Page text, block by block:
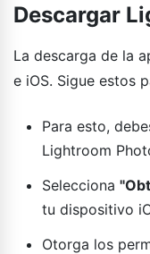
Descargar
La descarga de la
e iOS. Sigue estos
Para esto,
Lightroom
Selecciona
tu dispositivo
Otorga los